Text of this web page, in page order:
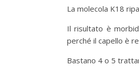
La molecola K18
Il risultato è
perché il capello è
Bastano 4 o 5